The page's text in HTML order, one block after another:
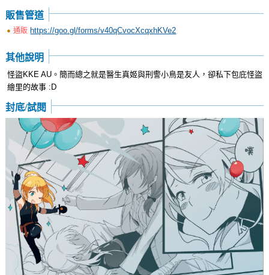
販售管道
通販 https://goo.gl/forms/v40qCvocXcqxhKVe2
其他說明
怪盜KKE AU。簡而總之就是醫生真姬與刑警小鳥是友人，卻私下包庇怪盜
繪里的故事 :D
封底/試閱